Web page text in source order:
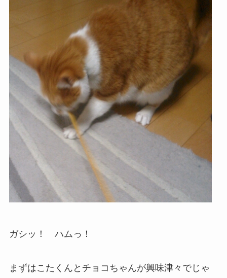
ガシッ！ ハムっ！
まずはこたくんとチョコちゃんが興味津々でじゃ